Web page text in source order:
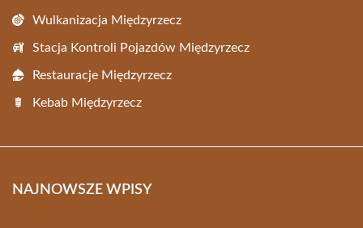
Wulkanizacja Międzyrzecz
Stacja Kontroli Pojazdów Międzyrzecz
Restauracje Międzyrzecz
Kebab Międzyrzecz
NAJNOWSZE WPISY